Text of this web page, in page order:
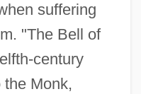
suffering
"The Bell of
century
Monk,